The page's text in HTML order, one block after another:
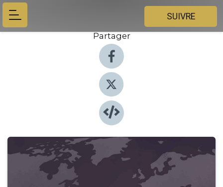
SUIVRE
Partager